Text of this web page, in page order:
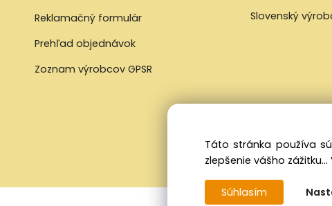
Reklamačný formulár
Prehľad objednávok
Zoznam výrobcov GPSR
Slovenský
Táto stránka používa
zlepšenie vášho zážitku...
Súhlasím